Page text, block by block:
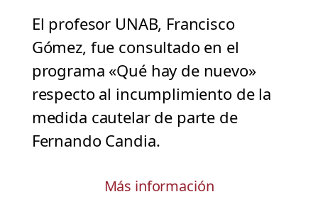
El profesor UNAB, Francisco
Gómez, fue consultado en el
programa «Qué hay de nuevo»
respecto al incumplimiento de la
medida cautelar de parte de
Fernando Candia.
Más información